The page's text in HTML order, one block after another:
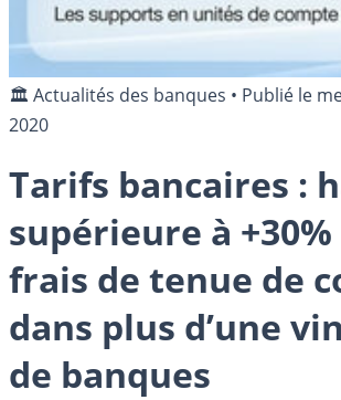
🏛️ Actualités des banques • Publié le
2020
Tarifs bancaires :
supérieure à +30%
frais de tenue de
dans plus d’une
de banques